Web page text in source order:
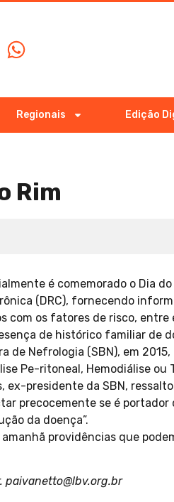
Regionais Edição
Rim
é comemorado o Dia
(DRC), fornecendo
com os fatores de risco,
de histórico familiar de
de Nefrologia (SBN), em
Pe-ritoneal, Hemodiálise ou
ex-presidente da SBN,
precocemente se é
da doença”.
providências que
paivanetto@lbv.org.br